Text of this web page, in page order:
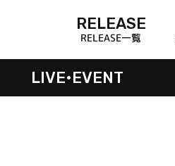
RELEASE
RELEASE一覧
LIVE•EVENT